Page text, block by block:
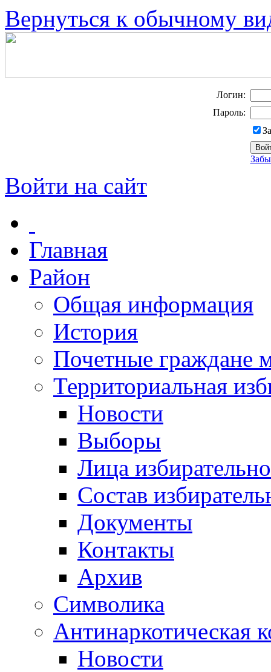
Вернуться к обычному
Логин:
Пароль:
Войти на сайт
Главная
Район
Общая информация
История
Почетные граждане
Территориальная
Новости
Выборы
Лица
Состав
Документы
Контакты
Архив
Символика
Антинаркотическая
Новости